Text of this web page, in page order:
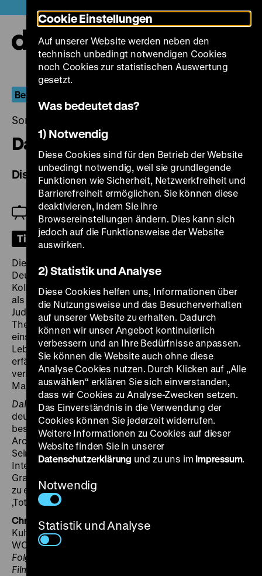
zum
Seiteninhalt
springen
Bezeugen und erzählen
Sonntag, 25. Mai 2025, 18.00 Uhr
Daleká cesta
Distant Journey
Einführung: Chris Wahl
Tickets
Die jüdische Augenärztin Hana heiratet im von den
Deutschen okkupierten Prag ihren nicht-jüdischen
Kollegen Antonín. Doch ihr Leben wird zum Albtraum,
als die Nazis mit der systematischen Vernichtung der
Juden beginnen. Hanas Familie wird ins Ghetto
Theresienstadt verschleppt. Als sich Antonín dort
einschleicht, wird er der entwürdigenden Wohn-,
Lebens- und Deportationsbedingungen gewahr und
erfährt, dass die Schwiegereltern bereits in den Osten
verlegt worden sind: nach Orten namens Auschwitz,
Majdanek oder Sobibor.
Daleká cesta, der den Weg der Prager Juden in die
deutschen Vernichtungslager am Beispiel einer Familie
beschreibt, verwendet dokumentarisches
Archivmaterial und arbeitet mit visuellen Verzerrungen.
Sein Regisseur Alfréd Radok, selbst ehemaliger
Internierter, schuf „ein künstlerisch gültiges Abbild des
Grauens im Holocaust“, in dem sich „die Spielszenen
zu einem albtraumhaften, expressionistischen
‚Totentanz‘“ verdichten (Berlinale 2020). (tht)
Chris Wahlist Professor für das Audiovisuelle
Kulturerbe an der Filmuniversität Babelsberg KONRAD
WOLF und leitet das DFG-Langfristvorhaben
Folgen haben – Eine Archäologie ikonischen
Filmmaterials aus der NS-Zeit.
Cookie Einstellungen
Auf unserer Website werden neben den
technisch unbedingt notwendigen Cookies
noch Cookies zur statistischen Auswertung
gesetzt.
Was bedeutet das?
1) Notwendig
Diese Cookies sind für den Betrieb der Website
unbedingt notwendig, weil sie grundlegende
Funktionen wie Sicherheit, Netzwerkfreiheit und
Barrierefreiheit ermöglichen. Sie können diese
deaktivieren, indem Sie ihre
Browsereinstellungen ändern. Dies kann sich
jedoch auf die Funktionsweise der Website
auswirken.
2) Statistik und Analyse
Diese Cookies helfen uns, Informationen über
die Nutzungsweise und das Besucherverhalten
auf unserer Website zu erhalten. Dadurch
können wir unser Angebot kontinuierlich
verbessern und an Ihre Bedürfnisse anpassen.
Sie können die Website auch ohne diese
Analyse Cookies nutzen. Durch Klicken auf „Alle
auswählen“ erklären Sie sich einverstanden,
dass wir Cookies zu Analyse-Zwecken setzen.
Das Einverständnis in die Verwendung der
Cookies können Sie jederzeit widerrufen.
Weitere Informationen zu Cookies auf dieser
Website finden Sie in unserer
Datenschutzerklärung und zu uns im Impressum.
Notwendig
Statistik und Analyse